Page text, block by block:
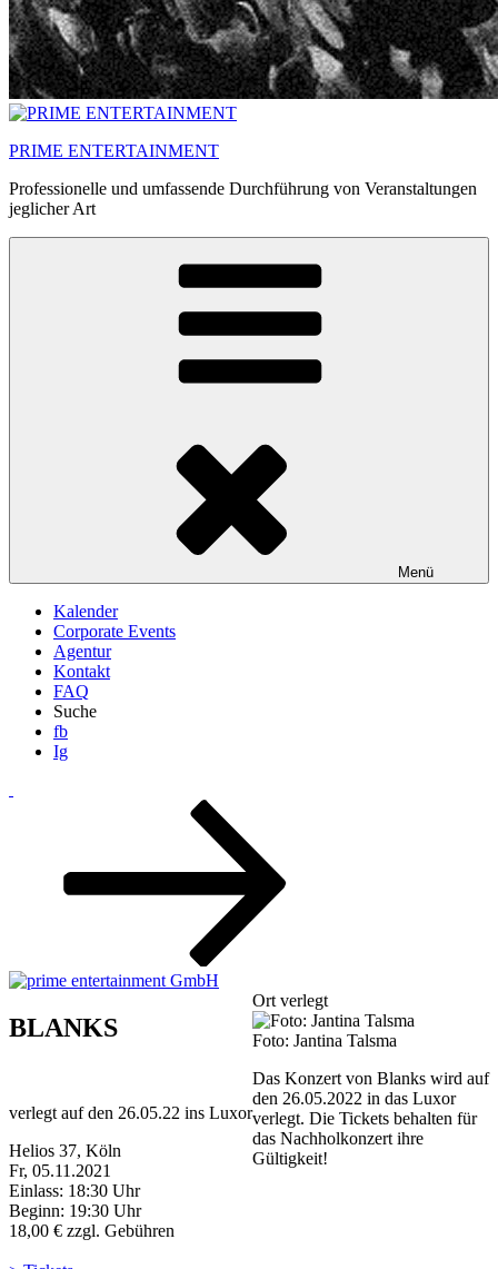
PRIME ENTERTAINMENT
Professionelle und umfassende Durchführung von Veranstaltungen
jeglicher Art
Menü
Kalender
Corporate Events
Agentur
Kontakt
FAQ
Suche
fb
Ig
BLANKS
verlegt auf den 26.05.22 ins Luxor
Helios 37, Köln
Fr, 05.11.2021
Einlass: 18:30 Uhr
Beginn: 19:30 Uhr
18,00 € zzgl. Gebühren
Ort verlegt
Foto: Jantina Talsma
Das Konzert von Blanks wird auf
den 26.05.2022 in das Luxor
verlegt. Die Tickets behalten für
das Nachholkonzert ihre
Gültigkeit!